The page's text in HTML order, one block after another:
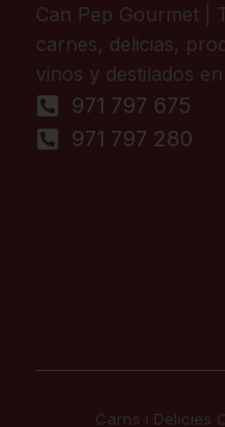
Can Pep Gourmet |
carnes, delicias,
vinos y destilados
971 797 675
971 797 280
Carns i Delicies